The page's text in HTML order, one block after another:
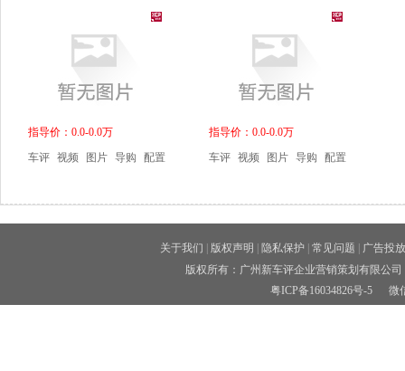
指导价：0.0-0.0万
车评 视频 图片 导购 配置
指导价：0.0-0.0万
车评 视频 图片 导购 配置
关于我们 版权声明 隐私保护 常见问题
广告投放
版权所有：广州新车评企业营销策划有限公
粤ICP备16034826号-5微信